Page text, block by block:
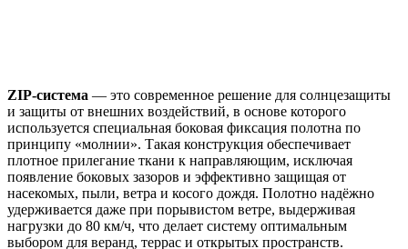
ZIP-система — это современное решение для солнцезащиты
и защиты от внешних воздействий, в основе которого
используется специальная боковая фиксация полотна по
принципу «молнии». Такая конструкция обеспечивает
плотное прилегание ткани к направляющим, исключая
появление боковых зазоров и эффективно защищая от
насекомых, пыли, ветра и косого дождя. Полотно надёжно
удерживается даже при порывистом ветре, выдерживая
нагрузки до 80 км/ч, что делает систему оптимальным
выбором для веранд, террас и открытых пространств.